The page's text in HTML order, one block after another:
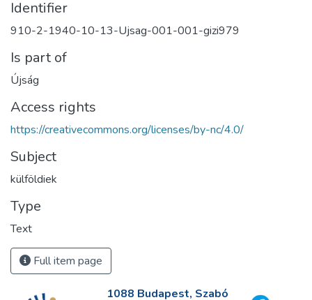
Identifier
910-2-1940-10-13-Ujsag-001-001-gizi979
Is part of
Újság
Access rights
https://creativecommons.org/licenses/by-nc/4.0/
Subject
külföldiek
Type
Text
Full item page
1088 Budapest, Szabó